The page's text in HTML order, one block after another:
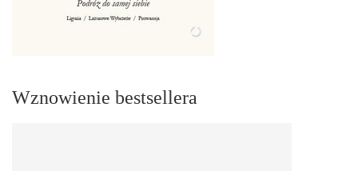
Wznowienie bestsellera